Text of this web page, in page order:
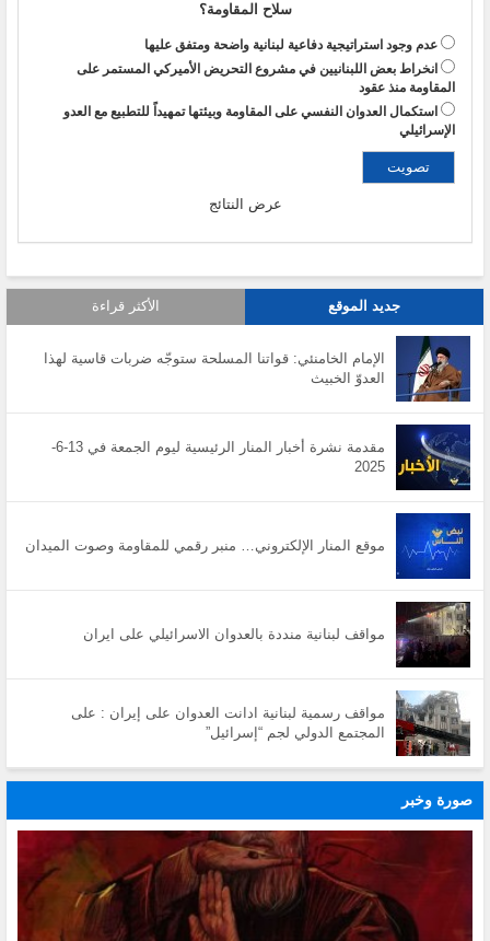
سلاح المقاومة؟
عدم وجود استراتيجية دفاعية لبنانية واضحة ومتفق عليها
انخراط بعض اللبنانيين في مشروع التحريض الأميركي المستمر على
المقاومة منذ عقود
استكمال العدوان النفسي على المقاومة وبيئتها تمهيداً للتطبيع مع العدو
الإسرائيلي
عرض النتائج
جديد الموقع الأكثر قراءة
الإمام الخامنئي: قواتنا المسلحة ستوجّه ضربات قاسية لهذا
العدوّ الخبيث
مقدمة نشرة أخبار المنار الرئيسية ليوم الجمعة في 13-6-
2025
موقع المنار الإلكتروني… منبر رقمي للمقاومة وصوت الميدان
مواقف لبنانية منددة بالعدوان الاسرائيلي على ايران
مواقف رسمية لبنانية ادانت العدوان على إيران : على
المجتمع الدولي لجم “إسرائيل”
صورة وخبر